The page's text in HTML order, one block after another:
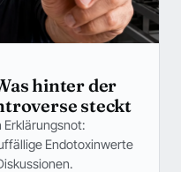
hinter der
steckt
Erklärungsnot:
Endotoxinwerte